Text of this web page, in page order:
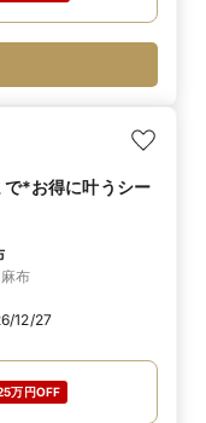
*お得に叶うシー
布
12/27
万円OFF